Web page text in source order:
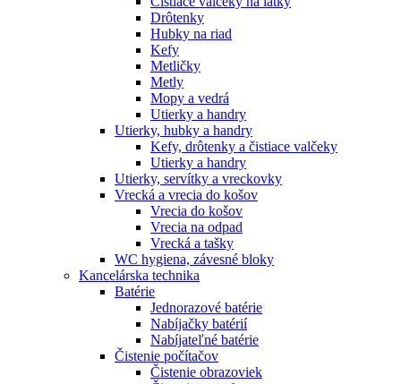
Drôtenky
Hubky na riad
Kefy
Metličky
Metly
Mopy a vedrá
Utierky a handry
Utierky, hubky a handry
Kefy, drôtenky a čistiace valčeky
Utierky a handry
Utierky, servítky a vreckovky
Vrecká a vrecia do košov
Vrecia do košov
Vrecia na odpad
Vrecká a tašky
WC hygiena, závesné bloky
Kancelárska technika
Batérie
Jednorazové batérie
Nabíjačky batérií
Nabíjateľné batérie
Čistenie počítačov
Čistenie obrazoviek